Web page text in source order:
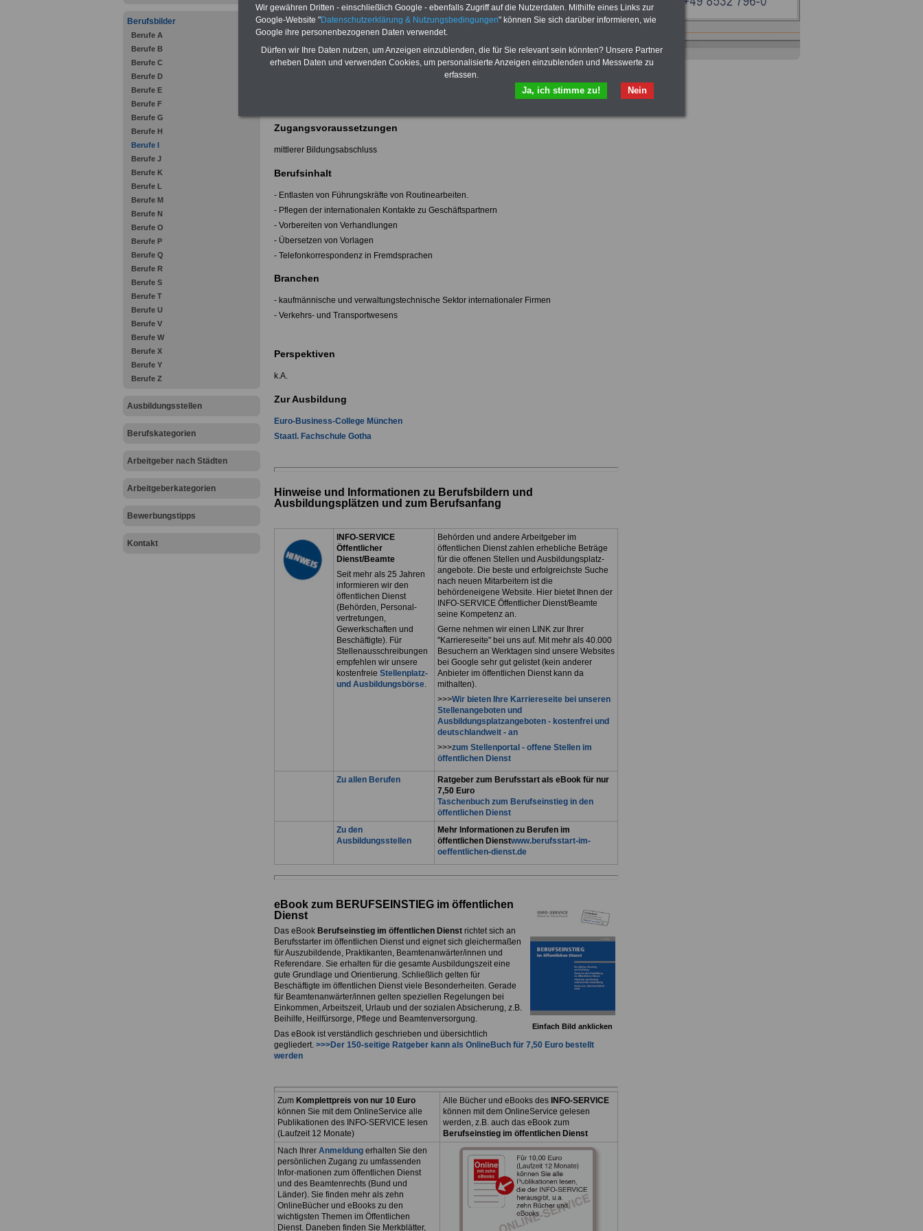
Berufsbilder
Berufe A
Berufe B
Berufe C
Berufe D
Berufe E
Berufe F
Berufe G
Berufe H
Berufe I
Berufe J
Berufe K
Berufe L
Berufe M
Berufe N
Berufe O
Berufe P
Berufe Q
Berufe R
Berufe S
Berufe T
Berufe U
Berufe V
Berufe W
Berufe X
Berufe Y
Berufe Z
Ausbildungsstellen
Berufskategorien
Arbeitgeber nach Städten
Arbeitgeberkategorien
Bewerbungstipps
Kontakt
dazugehörigen Informations- und Dokumentationssysteme.
Bei der Ausbildung zum Internationalen Logistikassistenten beziehungsweise zur
Internationalen Logistikassistentin handelt es sich um eine Berufsfachschulausbildung aus
dem Bereich Organisation. Der theoretische und praktische Unterricht erfolgt an der
staatlichen Fachschule für Bau, Wirtschaft und Verkehr in Gotha, Thüringen.
Hier für stehen zur Zeit keine weiteren Informationen zu Verfügung.
Zugangsvoraussetzungen
mittlerer Bildungsabschluss
Berufsinhalt
- Entlasten von Führungskräfte von Routinearbeiten.
- Pflegen der internationalen Kontakte zu Geschäftspartnern
- Vorbereiten von Verhandlungen
- Übersetzen von Vorlagen
- Telefonkorrespondenz in Fremdsprachen
Branchen
- kaufmännische und verwaltungstechnische Sektor internationaler Firmen
- Verkehrs- und Transportwesens
Perspektiven
k.A.
Zur Ausbildung
Euro-Business-College München
Staatl. Fachschule Gotha
Hinweise und Informationen zu Berufsbildern und
Ausbildungsplätzen und zum Berufsanfang
INFO-SERVICE
Öffentlicher
Dienst/Beamte
Seit mehr als 25 Jahren
informieren wir den
öffentlichen Dienst
(Behörden, Personal-
vertretungen,
Gewerkschaften und
Beschäftigte). Für
Stellenausschreibungen
empfehlen wir unsere
kostenfreie Stellenplatz-
und Ausbildungsbörse.
Behörden und andere Arbeitgeber im
öffentlichen Dienst zahlen erhebliche Beträge
für die offenen Stellen und Ausbildungsplatz-
angebote. Die beste und erfolgreichste Suche
nach neuen Mitarbeitern ist die
behördeneigene Website. Hier bietet Ihnen der
INFO-SERVICE Öffentlicher Dienst/Beamte
seine Kompetenz an.
Gerne nehmen wir einen LINK zur Ihrer
"Karriereseite" bei uns auf. Mit mehr als 40.000
Besuchern an Werktagen sind unsere Websites
bei Google sehr gut gelistet (kein anderer
Anbieter im öffentlichen Dienst kann da
mithalten).
>>>Wir bieten Ihre Karriereseite bei unseren
Stellenangeboten und
Ausbildungsplatzangeboten - kostenfrei und
deutschlandweit - an
>>>zum Stellenportal - offene Stellen im
öffentlichen Dienst
Zu allen Berufen
Ratgeber zum Berufsstart als eBook für nur
7,50 Euro
Taschenbuch zum Berufseinstieg in den
öffentlichen Dienst
Zu den
Ausbildungsstellen
Mehr Informationen zu Berufen im
öffentlichen Dienstwww.berufsstart-im-
oeffentlichen-dienst.de
Einfach Bild anklicken
eBook zum BERUFSEINSTIEG im öffentlichen
Dienst
Das eBook Berufseinstieg im öffentlichen Dienst richtet sich an
Berufsstarter im öffentlichen Dienst und eignet sich gleichermaßen
für Auszubildende, Praktikanten, Beamtenanwärter/innen und
Referendare. Sie erhalten für die gesamte Ausbildungszeit eine
gute Grundlage und Orientierung. Schließlich gelten für
Beschäftigte im öffentlichen Dienst viele Besonderheiten. Gerade
für Beamtenanwärter/innen gelten speziellen Regelungen bei
Einkommen, Arbeitszeit, Urlaub und der sozialen Absicherung, z.B.
Beihilfe, Heilfürsorge, Pflege und Beamtenversorgung.
Das eBook ist verständlich geschrieben und übersichtlich
gegliedert. >>>Der 150-seitige Ratgeber kann als OnlineBuchfür 7,50 Euro bestellt
werden
Zum Komplettpreis von nur 10 Euro
können Sie mit dem OnlineService alle
Publikationen des INFO-SERVICE lesen
(Laufzeit 12 Monate)
Alle Bücher und eBooks des INFO-SERVICE
können mit dem OnlineService gelesen
werden, z.B. auch das eBook zum
Berufseinstieg im öffentlichen Dienst
Nach Ihrer Anmeldungerhalten Sie den
persönlichen Zugang zu umfassenden
Infor-mationen zum öffentlichen Dienst
und des Beamtenrechts (Bund und
Länder). Sie finden mehr als zehn
OnlineBücher und eBooks zu den
wichtigsten Themen im Öffentlichen
Dienst. Daneben finden Sie Merkblätter,
TIPPS
Wir gewähren Dritten - einschließlich Google - ebenfalls Zugriff auf die Nutzerdaten. Mithilfe eines Links zur
Google-Website "Datenschutzerklärung & Nutzungsbedingungen" können Sie sich darüber informieren, wie
Google ihre personenbezogenen Daten verwendet.
Dürfen wir Ihre Daten nutzen, um Anzeigen einzublenden, die für Sie relevant sein könnten? Unsere Partner
erheben Daten und verwenden Cookies, um personalisierte Anzeigen einzublenden und Messwerte zu
erfassen.
Nein
Ja, ich stimme zu!